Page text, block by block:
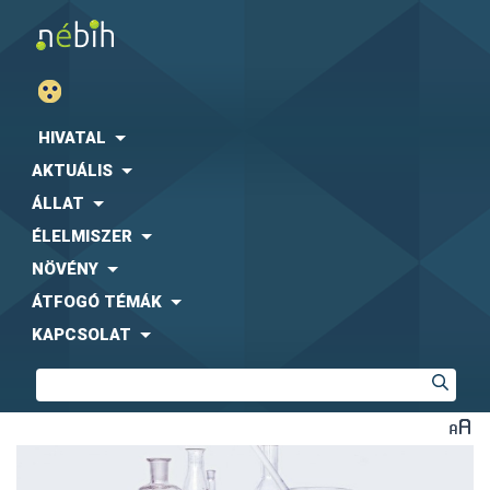
HIVATAL
AKTUÁLIS
ÁLLAT
ÉLELMISZER
NÖVÉNY
ÁTFOGÓ TÉMÁK
KAPCSOLAT